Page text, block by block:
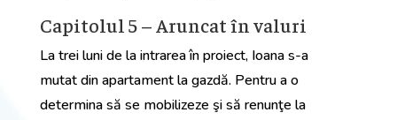
Capitolul 5 – Aruncat în valuri
La trei luni de la intrarea în proiect, Ioana s-a
mutat din apartament la gazdă. Pentru a o
determina să se mobilizeze şi să renunţe la